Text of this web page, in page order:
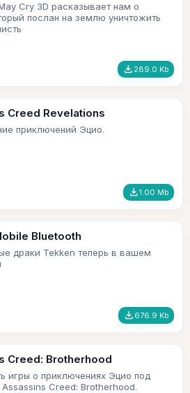
Cry 3D расказывает нам о
послан на землю уничтожить
file_download 289.0 Kb
Creed Revelations
приключений Эцио.
file_download1.00 Mb
Bluetooth
драки Tekken теперь в вашем
file_download 676.9 Kb
Creed: Brotherhood
игры о приключениях Эцио под
Creed: Brotherhood.